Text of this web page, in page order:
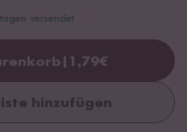
versendet
Loading...
1,79€
hinzufügen